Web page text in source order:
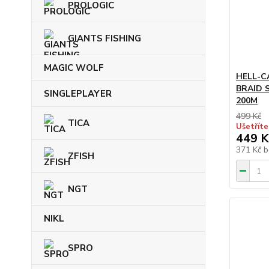
PROLOGIC
GIANTS FISHING
MAGIC WOLF
SINGLEPLAYER
TICA
ZFISH
NGT
NIKL
SPRO
HELL-
BRAID
200M
499 Kč
449
371 Kč